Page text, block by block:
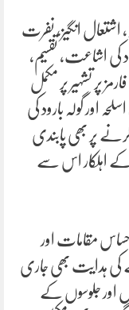
اشتعال انگیز، نفرت
کی اشاعت، تقسیم،
پر تشہیر پر مکمل
اور گولہ بارود کی
پر بھی پابندی
کے اہلکار اس سے
مقامات اور
کی ہدایت بھی جاری
اور جلوسوں کے